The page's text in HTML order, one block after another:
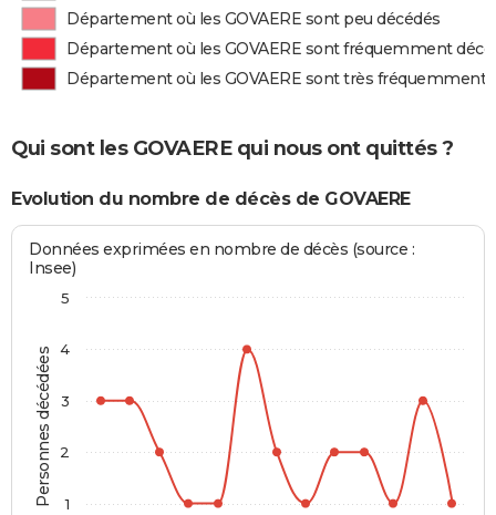
Département où les GOVAERE sont peu décédés
Département où les GOVAERE sont fréquemment
Département où les GOVAERE sont très fréquemment
Qui sont les GOVAERE qui nous ont quittés ?
Evolution du nombre de décès de GOVAERE
Personnes décédées
Données exprimées en nombre de décès (source :
Insee)
1
2
3
4
5